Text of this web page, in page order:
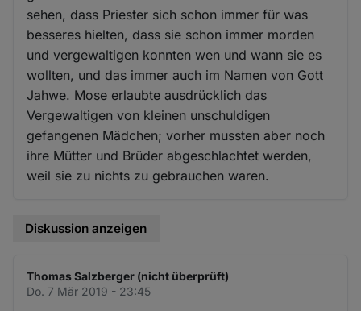
sehen, dass Priester sich schon immer für was
besseres hielten, dass sie schon immer morden
und vergewaltigen konnten wen und wann sie es
wollten, und das immer auch im Namen von Gott
Jahwe. Mose erlaubte ausdrücklich das
Vergewaltigen von kleinen unschuldigen
gefangenen Mädchen; vorher mussten aber noch
ihre Mütter und Brüder abgeschlachtet werden,
weil sie zu nichts zu gebrauchen waren.
Diskussion anzeigen
Thomas Salzberger (nicht überprüft)
Do. 7 Mär 2019 - 23:45